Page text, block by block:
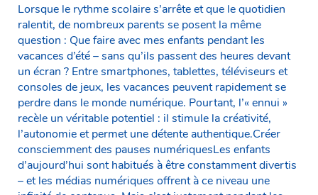
Lorsque le rythme scolaire s’arrête et que le quotidien
ralentit, de nombreux parents se posent la même
question : Que faire avec mes enfants pendant les
vacances d’été – sans qu’ils passent des heures devant
un écran ? Entre smartphones, tablettes, téléviseurs et
consoles de jeux, les vacances peuvent rapidement se
perdre dans le monde numérique. Pourtant, l’« ennui »
recèle un véritable potentiel : il stimule la créativité,
l’autonomie et permet une détente authentique.Créer
consciemment des pauses numériquesLes enfants
d’aujourd’hui sont habitués à être constamment divertis
– et les médias numériques offrent à ce niveau une